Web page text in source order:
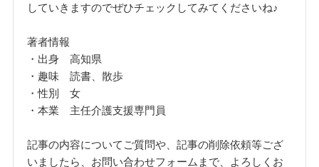
していきますのでぜひチェックしてみてくださいね♪
著者情報
・出身 高知県
・趣味 読書、散歩
・性別 女
・本業 主任介護支援専門員
記事の内容についてご質問や、記事の削除依頼等ござ
いましたら、お問い合わせフォームまで、よろしくお